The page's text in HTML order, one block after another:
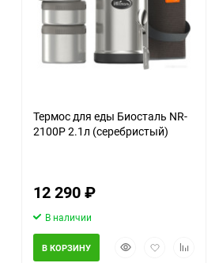
Аккумуляторный
инструмент
Термос для еды Биосталь NR-
2100P 2.1л (серебристый)
12 290₽
В наличии
БыстрыйДобавитьДобавить
В КОРЗИНУ